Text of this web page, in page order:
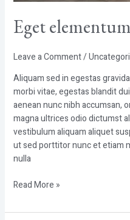
Eget
Leave a Comment/
Aliquam sed in egestas
morbi vitae, egestas blandit
aenean nunc nibh accumsan,
magna ultrices odio dictumst
vestibulum aliquam aliquet
ut sed porttitor nunc et etiam
nulla
Read More »